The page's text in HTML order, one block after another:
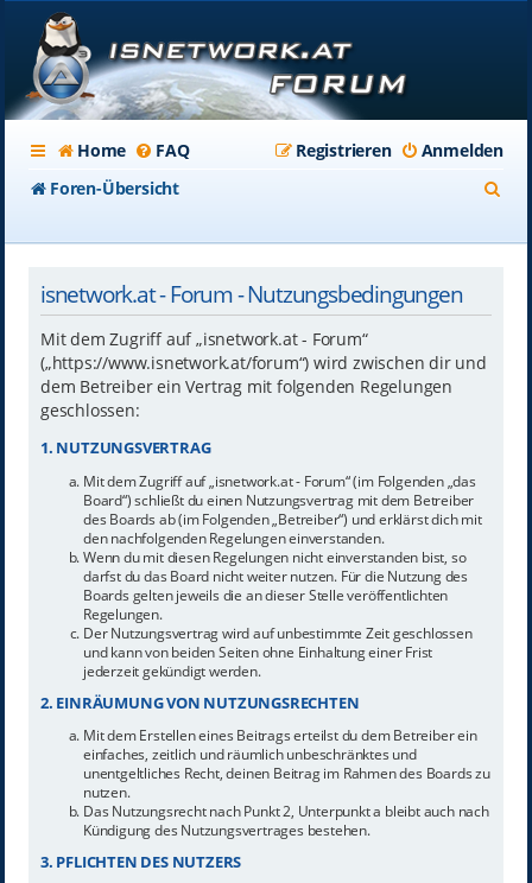
Home FAQ Anmelden
Registrieren
Foren-Übersicht
isnetwork.at - Forum - Nutzungsbedingungen
Mit dem Zugriff auf „isnetwork.at - Forum“
(„https://www.isnetwork.at/forum“) wird zwischen dir und
dem Betreiber ein Vertrag mit folgenden Regelungen
geschlossen:
1. NUTZUNGSVERTRAG
Mit dem Zugriff auf „isnetwork.at - Forum“ (im Folgenden „das
Board“) schließt du einen Nutzungsvertrag mit dem Betreiber
des Boards ab (im Folgenden „Betreiber“) und erklärst dich mit
den nachfolgenden Regelungen einverstanden.
Wenn du mit diesen Regelungen nicht einverstanden bist, so
darfst du das Board nicht weiter nutzen. Für die Nutzung des
Boards gelten jeweils die an dieser Stelle veröffentlichten
Regelungen.
Der Nutzungsvertrag wird auf unbestimmte Zeit geschlossen
und kann von beiden Seiten ohne Einhaltung einer Frist
jederzeit gekündigt werden.
2. EINRÄUMUNG VON NUTZUNGSRECHTEN
Mit dem Erstellen eines Beitrags erteilst du dem Betreiber ein
einfaches, zeitlich und räumlich unbeschränktes und
unentgeltliches Recht, deinen Beitrag im Rahmen des Boards zu
nutzen.
Das Nutzungsrecht nach Punkt 2, Unterpunkt a bleibt auch nach
Kündigung des Nutzungsvertrages bestehen.
3. PFLICHTEN DES NUTZERS